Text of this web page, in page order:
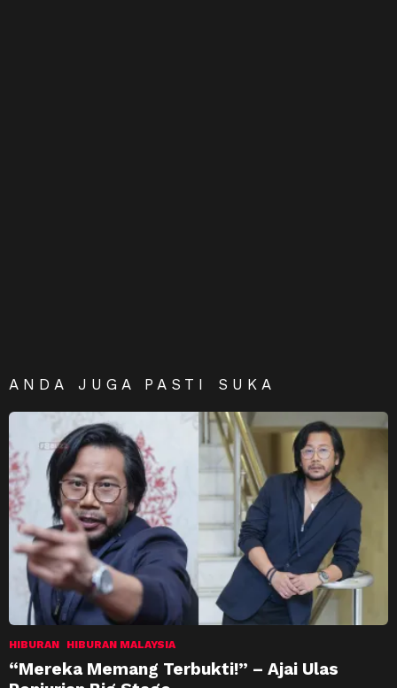
ANDA JUGA PASTI SUKA
HIBURAN HIBURAN MALAYSIA
“Mereka Memang Terbukti!” – Ajai Ulas